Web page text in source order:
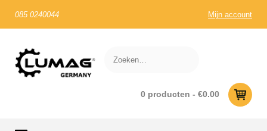
085 0240044 Mijn account
0 producten - €0.00